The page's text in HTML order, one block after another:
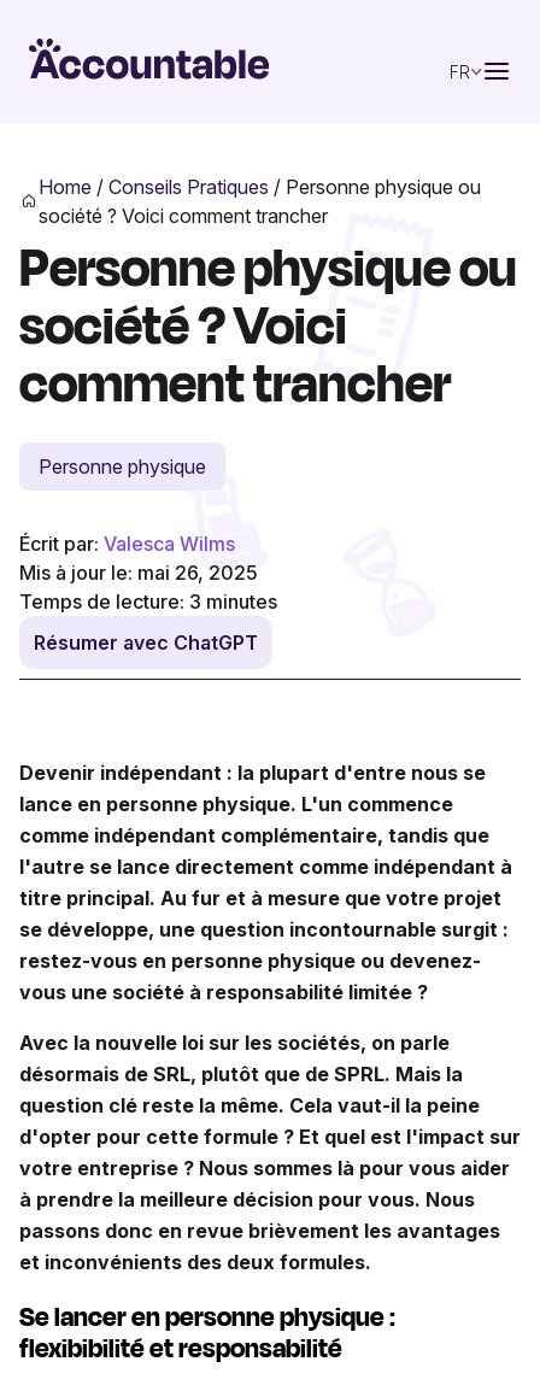
FR
Home / Conseils Pratiques / Personne physique ou
société ? Voici comment trancher
Personne physique ou
société ? Voici
comment trancher
Personne physique
Écrit par: Valesca Wilms
Mis à jour le: mai 26, 2025
Temps de lecture: 3 minutes
Résumer avec ChatGPT
Devenir indépendant : la plupart d'entre nous se
lance en personne physique. L'un commence
comme indépendant complémentaire, tandis que
l'autre se lance directement comme indépendant à
titre principal. Au fur et à mesure que votre projet
se développe, une question incontournable surgit :
restez-vous en personne physique ou devenez-
vous une société à responsabilité limitée ?
Avec la nouvelle loi sur les sociétés, on parle
désormais de SRL, plutôt que de SPRL. Mais la
question clé reste la même. Cela vaut-il la peine
d'opter pour cette formule ? Et quel est l'impact sur
votre entreprise ? Nous sommes là pour vous aider
à prendre la meilleure décision pour vous. Nous
passons donc en revue brièvement les avantages
et inconvénients des deux formules.
Se lancer en personne physique :
flexibibilité et responsabilité